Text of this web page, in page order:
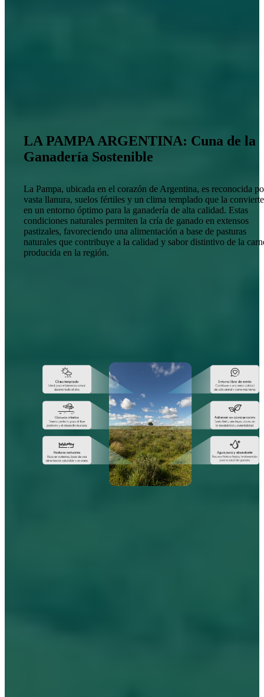
LA PAMPA ARGENTINA: Cuna de la
Ganadería Sostenible
La Pampa, ubicada en el corazón de Argentina, es reconocida
vasta llanura, suelos fértiles y un clima templado que la
en un entorno óptimo para la ganadería de alta calidad. Estas
condiciones naturales permiten la cría de ganado en extensos
pastizales, favoreciendo una alimentación a base de pasturas
naturales que contribuye a la calidad y sabor distintivo de la
producida en la región.